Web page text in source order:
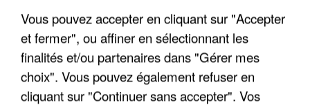
Vous pouvez accepter en cliquant sur "Accepter
et fermer", ou affiner en sélectionnant les
finalités et/ou partenaires dans "Gérer mes
choix". Vous pouvez également refuser en
cliquant sur "Continuer sans accepter". Vos